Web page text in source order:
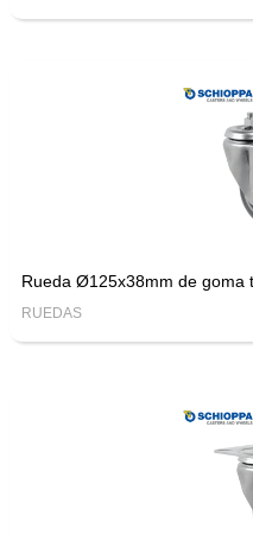
Rueda Ø125x38mm de goma
RUEDAS